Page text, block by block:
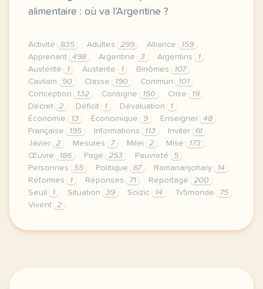
alimentaire : où va l’Argentine ?
Activité 835 Adultes 299 Alliance
159
Apprenant
498 Argentine 3 Argentins
1
Austérité
1 Austerite 1 Binômes
107
Cavilam
90 Classe 190 Commun
101
Conception
132 Consigne 150 Crise
19
Décret
2 Déficit 1 Dévaluation
1
Économie
13 Économique 9 Enseigner
48
Française
195 Informations 113 Inviter
61
Javier
2 Mesures 7 Milei 2 Mise
173
Œuvre
186 Page 253 Pauvreté
5
Personnes
55 Politique 67 Ramananjohary
14
Réformes
1 Réponses 71 Reportage
200
Seuil
1 Situation 39 Soizic 14 Tv5monde
75
Vivent
2
le respect de votre vie privee est une priorite